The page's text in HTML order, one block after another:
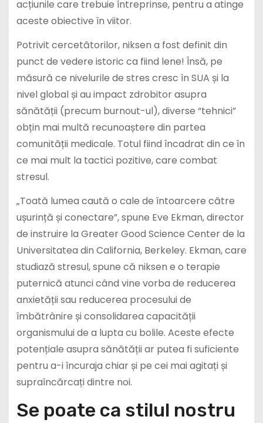
acțiunile care trebuie întreprinse, pentru a atinge
aceste obiective în viitor.
Potrivit cercetătorilor, niksen a fost definit din
punct de vedere istoric ca fiind lene! Însă, pe
măsură ce nivelurile de stres cresc în SUA și la
nivel global și au impact zdrobitor asupra
sănătății (precum burnout-ul), diverse “tehnici”
obțin mai multă recunoaștere din partea
comunității medicale. Totul fiind încadrat din ce în
ce mai mult la tactici pozitive, care combat
stresul.
„Toată lumea caută o cale de întoarcere către
ușurință și conectare”, spune Eve Ekman, director
de instruire la Greater Good Science Center de la
Universitatea din California, Berkeley. Ekman, care
studiază stresul, spune că niksen e o terapie
puternică atunci când vine vorba de reducerea
anxietății sau reducerea procesului de
îmbătrânire și consolidarea capacității
organismului de a lupta cu bolile. Aceste efecte
potențiale asupra sănătății ar putea fi suficiente
pentru a-i încuraja chiar și pe cei mai agitați și
supraîncărcați dintre noi.
Se poate ca stilul nostru